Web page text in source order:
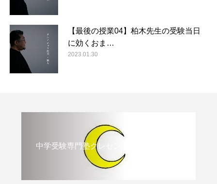
【最後の授業04】柏木先生の受験当日
に効くおま…
2023.01.30
中学受験専門塾クレセント